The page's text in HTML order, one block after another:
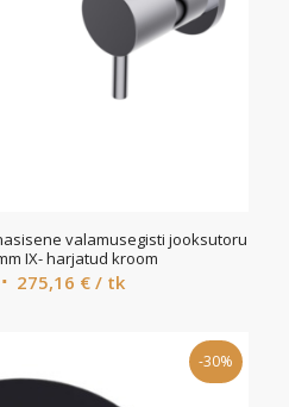
valamusegisti jooksutoru
IX- harjatud kroom
Algne
275,16 €Current
/ tk
-30%